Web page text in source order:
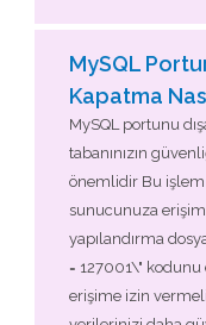
MySQL
Kapatma
MySQL portunu
tabanınızın
önemlidir Bu
sunucunuza erişim
yapılandırma
= 127001\"
erişime izin